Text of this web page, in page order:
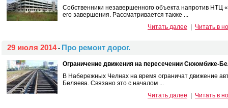
Собственники незавершенного объекта напротив НТЦ
его завершения. Рассматривается также ...
Читать далее
Читать в
29 июля 2014- Про ремонт дорог.
Ограничение движения на пересечении Сююмбике-
В Набережных Челнах на время ограничат движение
Беляева. Связано это с началом ...
Читать далее
Читать в